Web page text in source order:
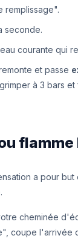
remplissage".
seconde.
courante qui
et passe
à 3 bars et
flamme
a pour
.
cheminée
coupe l'arrivée